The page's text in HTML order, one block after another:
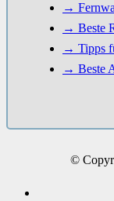
→
→ Beste
→ Tipps
→ Beste
©